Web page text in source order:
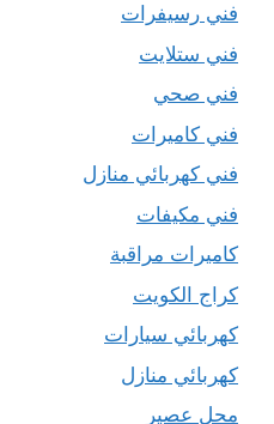
فني رسيفرات
فني ستلايت
فني صحي
فني كاميرات
فني كهربائي منازل
فني مكيفات
كاميرات مراقبة
كراج الكويت
كهربائي سيارات
كهربائي منازل
محل عصير